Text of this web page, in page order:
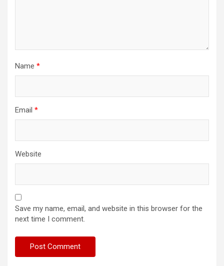
Name *
Email *
Website
Save my name, email, and website in this browser for the
next time I comment.